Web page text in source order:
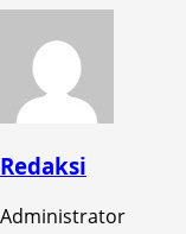
Redaksi
Administrator